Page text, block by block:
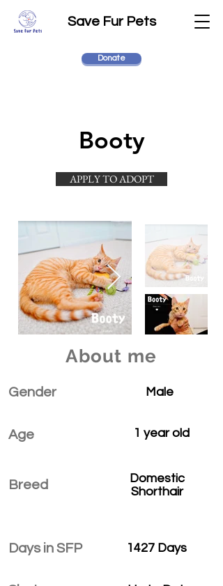
Save Fur Pets
Donate
Booty
APPLY TO ADOPT
About me
Gender
Age
Breed
Days in SFP
Male
1 year old
Domestic
Shorthair
1427 Days